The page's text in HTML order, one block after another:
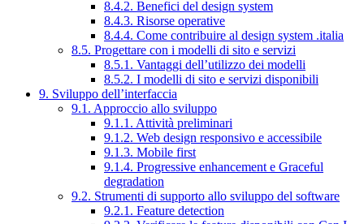
8.4.2. Benefici del design system
8.4.3. Risorse operative
8.4.4. Come contribuire al design system .italia
8.5. Progettare con i modelli di sito e servizi
8.5.1. Vantaggi dell’utilizzo dei modelli
8.5.2. I modelli di sito e servizi disponibili
9. Sviluppo dell’interfaccia
9.1. Approccio allo sviluppo
9.1.1. Attività preliminari
9.1.2. Web design responsivo e accessibile
9.1.3. Mobile first
9.1.4. Progressive enhancement e Graceful
degradation
9.2. Strumenti di supporto allo sviluppo del software
9.2.1. Feature detection